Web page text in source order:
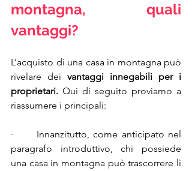
montagna, quali
vantaggi?
L’acquisto di una casa in montagna può
rivelare dei vantaggi innegabili per i
proprietari. Qui di seguito proviamo a
riassumere i principali:
·      Innanzitutto, come anticipato nel
paragrafo introduttivo, chi possiede
una casa in montagna può trascorrere lì